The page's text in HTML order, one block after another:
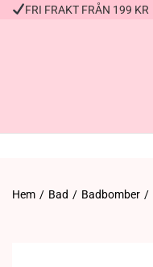
FRI FRAKT FRÅN 199 KR
Hem / Bad / Badbomber /